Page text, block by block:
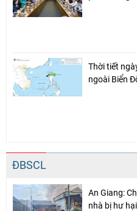
Thời tiết
ngoài Biển
ĐBSCL
An Giang:
nhà bị hư hại